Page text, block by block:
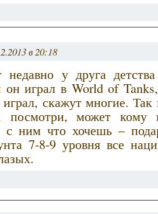
в 20:18
недавно у друга
он играл в World of
скажут многие. Так
посмотри, может кому
с ним что хочешь –
7-8-9 уровня все